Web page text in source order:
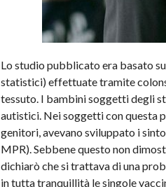
Lo studio pubblicato era basato
statistici) effettuate tramite
tessuto. I bambini soggetti degli
autistici. Nei soggetti con questa
genitori, avevano sviluppato i
MPR). Sebbene questo non
dichiarò che si trattava di una
in tutta tranquillità le singole